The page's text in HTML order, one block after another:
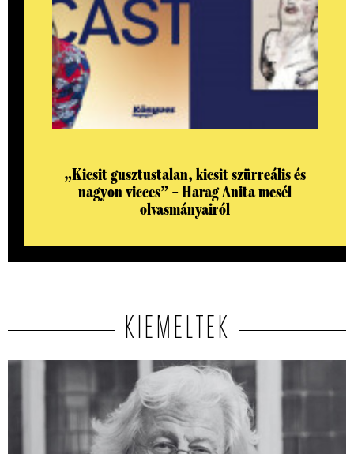
„Kicsit gusztustalan, kicsit szürreális és
nagyon vicces” – Harag Anita mesél
olvasmányairól
KIEMELTEK